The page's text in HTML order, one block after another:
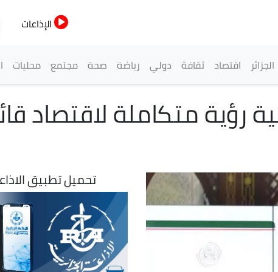
الإذاعات
الرئيسيةالجزائر اقتصاد ثقافة دولي رياضة صحة مجتمع محليات
رؤية متكاملة لاقتصاد
تحميل تطبيق